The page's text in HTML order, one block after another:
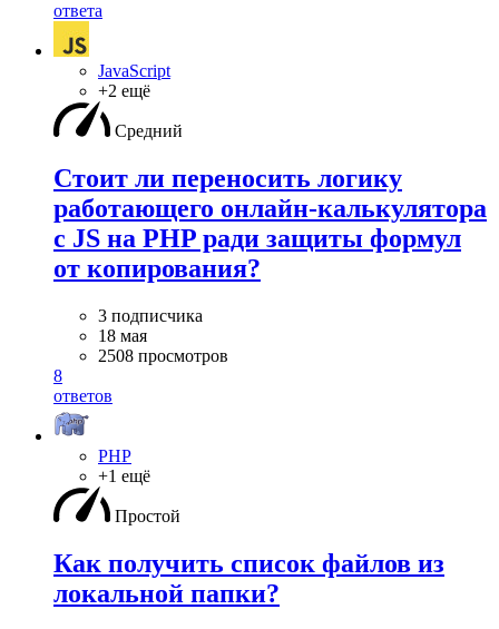
ответа
JavaScript
+2 ещё
Средний
Стоит ли переносить логику
работающего онлайн-калькулятора
с JS на PHP ради защиты формул
от копирования?
3 подписчика
18 мая
2508 просмотров
8
ответов
PHP
+1 ещё
Простой
Как получить список файлов из
локальной папки?